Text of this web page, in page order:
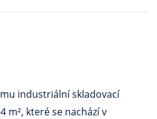
industriální skladovací
m², které se nachází v